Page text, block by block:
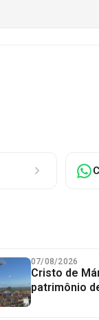
07/08/2026
Cristo de
patrimônio